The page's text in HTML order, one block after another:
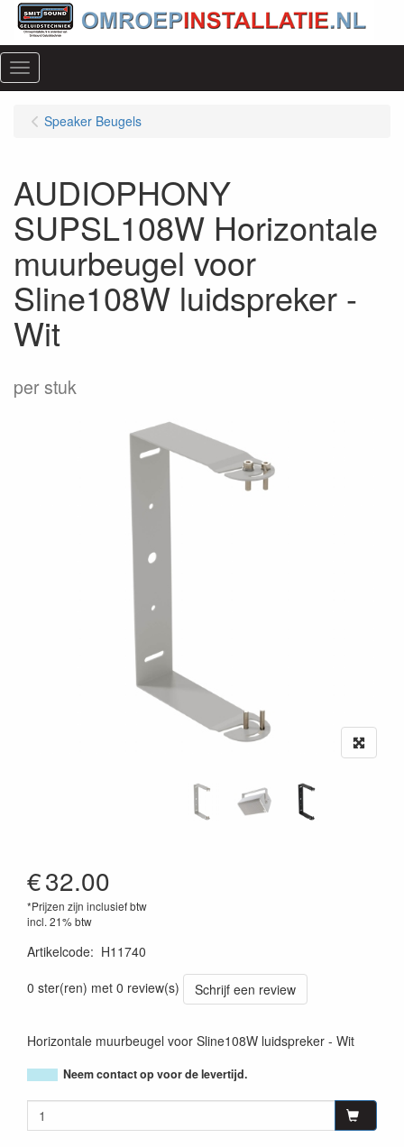
Menu
Speaker Beugels
AUDIOPHONY
SUPSL108W Horizontale
muurbeugel voor
Sline108W luidspreker -
Wit
per stuk
€32.00
*Prijzen zijn inclusief btw
incl. 21% btw
Artikelcode: H11740
0 ster(ren) met 0 review(s)
Schrijf een review
Horizontale muurbeugel voor Sline108W luidspreker - Wit
Neem contact op voor de levertijd.